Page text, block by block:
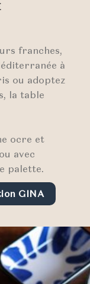
franches,
à
ou adoptez
la table
ocre et
avec
palette.
GINA